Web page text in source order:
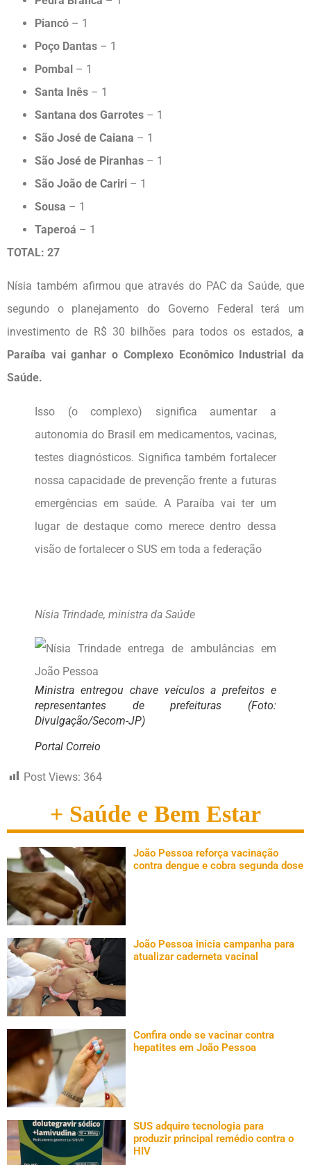
Piancó – 1
Poço Dantas – 1
Pombal – 1
Santa Inês – 1
Santana dos Garrotes – 1
São José de Caiana – 1
São José de Piranhas – 1
São João de Cariri – 1
Sousa – 1
Taperoá – 1
TOTAL: 27
Nísia também afirmou que através do PAC da Saúde, que
segundo o planejamento do Governo Federal terá um
investimento de R$ 30 bilhões para todos os estados, a
Paraíba vai ganhar o Complexo Econômico Industrial da
Saúde.
Isso (o complexo) significa aumentar a
autonomia do Brasil em medicamentos, vacinas,
testes diagnósticos. Significa também fortalecer
nossa capacidade de prevenção frente a futuras
emergências em saúde. A Paraíba vai ter um
lugar de destaque como merece dentro dessa
visão de fortalecer o SUS em toda a federação
Nísia Trindade, ministra da Saúde
Ministra entregou chave veículos a prefeitos e
representantes de prefeituras (Foto:
Divulgação/Secom-JP)
Portal Correio
Post Views: 364
+ Saúde e Bem Estar
João Pessoa reforça vacinação
contra dengue e cobra segunda dose
João Pessoa inicia campanha para
atualizar caderneta vacinal
Confira onde se vacinar contra
hepatites em João Pessoa
SUS adquire tecnologia para
produzir principal remédio contra o
HIV